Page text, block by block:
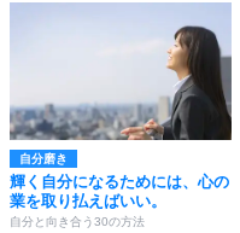
自分磨き
輝く自分になるためには、心の
業を取り払えばいい。
自分と向き合う30の方法